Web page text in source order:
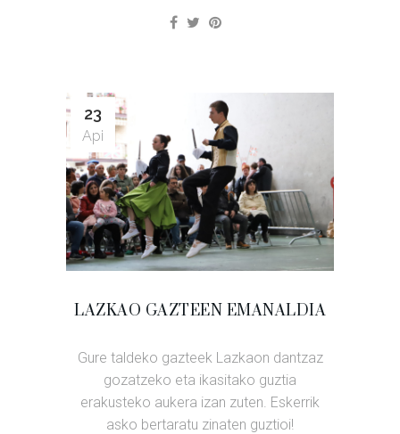
23
Api
LAZKAO GAZTEEN EMANALDIA
Gure taldeko gazteek Lazkaon dantzaz
gozatzeko eta ikasitako guztia
erakusteko aukera izan zuten. Eskerrik
asko bertaratu zinaten guztioi!